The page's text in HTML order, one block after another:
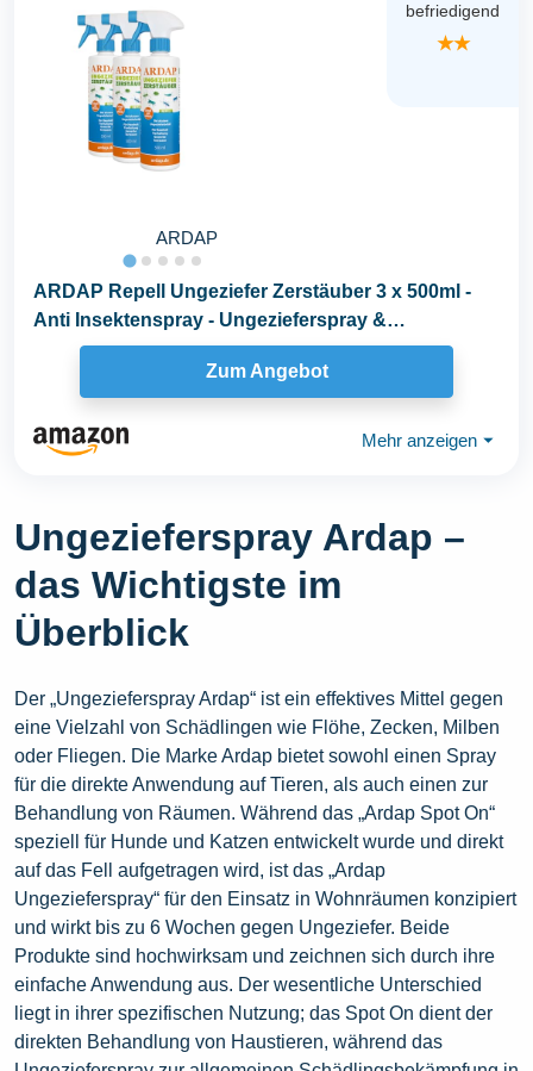
ARDAP
befriedigend
★★
ARDAP Repell Ungeziefer Zerstäuber 3 x 500ml -
Anti Insektenspray - Ungezieferspray &
Fliegenspray...
Zum Angebot
Mehr anzeigen ⏷
Ungezieferspray Ardap –
das Wichtigste im
Überblick
Der „Ungezieferspray Ardap“ ist ein effektives Mittel gegen
eine Vielzahl von Schädlingen wie Flöhe, Zecken, Milben
oder Fliegen. Die Marke Ardap bietet sowohl einen Spray
für die direkte Anwendung auf Tieren, als auch einen zur
Behandlung von Räumen. Während das „Ardap Spot On“
speziell für Hunde und Katzen entwickelt wurde und direkt
auf das Fell aufgetragen wird, ist das „Ardap
Ungezieferspray“ für den Einsatz in Wohnräumen konzipiert
und wirkt bis zu 6 Wochen gegen Ungeziefer. Beide
Produkte sind hochwirksam und zeichnen sich durch ihre
einfache Anwendung aus. Der wesentliche Unterschied
liegt in ihrer spezifischen Nutzung; das Spot On dient der
direkten Behandlung von Haustieren, während das